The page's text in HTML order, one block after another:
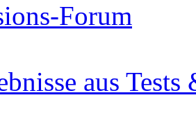
Forum
aus